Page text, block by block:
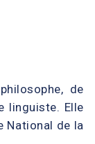
de
linguiste. Elle
National de la